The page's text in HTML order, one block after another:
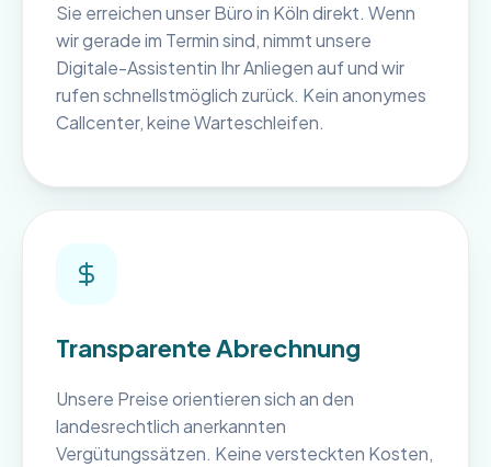
Sie erreichen unser Büro in Köln direkt. Wenn
wir gerade im Termin sind, nimmt unsere
Digitale-Assistentin Ihr Anliegen auf und wir
rufen schnellstmöglich zurück. Kein anonymes
Callcenter, keine Warteschleifen.
Transparente Abrechnung
Unsere Preise orientieren sich an den
landesrechtlich anerkannten
Vergütungssätzen. Keine versteckten Kosten,